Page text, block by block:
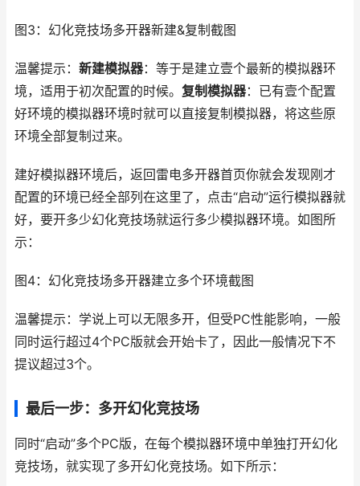
图3：幻化竞技场多开器新建&复制截图
温馨提示： 新建模拟器：等于是建立壹个最新的模拟器环
境，适用于初次配置的时候。 复制模拟器：已有壹个配置
好环境的模拟器环境时就可以直接复制模拟器，将这些原
环境全部复制过来。
建好模拟器环境后，返回雷电多开器首页你就会发现刚才
配置的环境已经全部列在这里了，点击“启动”运行模拟器就
好，要开多少幻化竞技场就运行多少模拟器环境。如图所
示：
图4：幻化竞技场多开器建立多个环境截图
温馨提示：学说上可以无限多开，但受PC性能影响，一般
同时运行超过4个PC版就会开始卡了，因此一般情况下不
提议超过3个。
最后一步：多开幻化竞技场
同时“启动”多个PC版，在每个模拟器环境中单独打开幻化
竞技场，就实现了多开幻化竞技场。如下所示：